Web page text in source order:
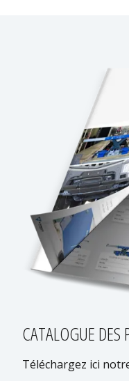
CATALOGUE DES
Téléchargez ici